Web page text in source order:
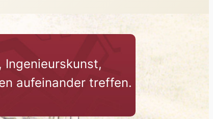
Ingenieurskunst,
aufeinander treffen.